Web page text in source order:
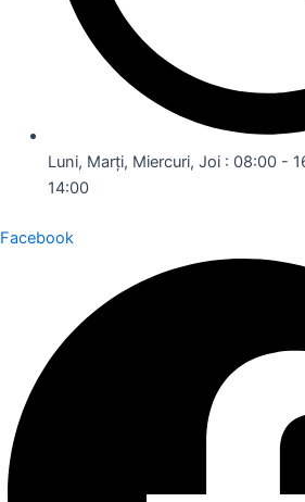
Luni, Marți, Miercuri, Joi : 08:00 -
14:00
Facebook